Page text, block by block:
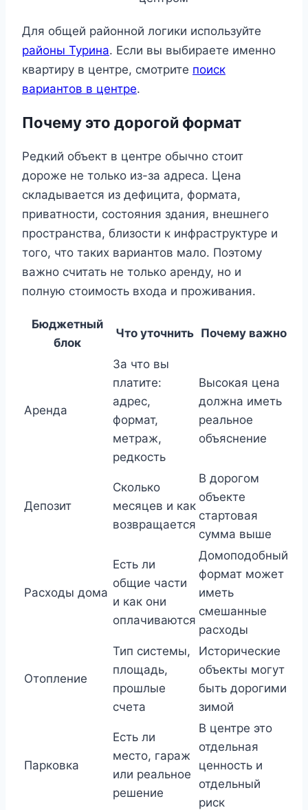
Для общей районной логики используйте
районы Турина. Если вы выбираете именно
квартиру в центре, смотрите поиск
вариантов в центре.
Почему это дорогой формат
Редкий объект в центре обычно стоит
дороже не только из-за адреса. Цена
складывается из дефицита, формата,
приватности, состояния здания, внешнего
пространства, близости к инфраструктуре и
того, что таких вариантов мало. Поэтому
важно считать не только аренду, но и
полную стоимость входа и проживания.
Бюджетный
блок
Что уточнить Почему важно
Аренда
За что вы
платите:
адрес,
формат,
метраж,
редкость
Высокая цена
должна иметь
реальное
объяснение
Депозит
Сколько
месяцев и как
возвращается
В дорогом
объекте
стартовая
сумма выше
Расходы дома
Есть ли
общие части
и как они
оплачиваются
Домоподобный
формат может
иметь
смешанные
расходы
Отопление
Тип системы,
площадь,
прошлые
счета
Исторические
объекты могут
быть дорогими
зимой
Парковка
Есть ли
место, гараж
или реальное
решение
В центре это
отдельная
ценность и
отдельный
риск